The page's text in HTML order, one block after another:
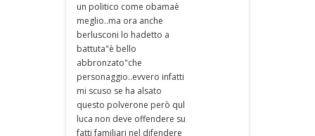
un politico come obamaè
meglio..ma ora anche
berlusconi lo hadetto a
battuta"è bello
abbronzato"che
personaggio..evvero infatti
mi scuso se ha alsato
questo polverone però qul
luca non deve offendere su
fatti familiari nel difendere